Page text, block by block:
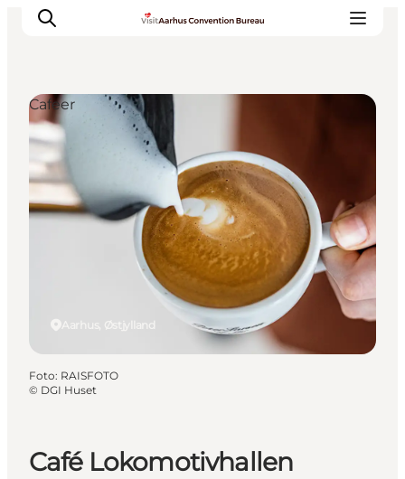
Hvorfor Aarhus
Planlæg
Vores service
Viden & Netværk
Café Lokomotivhallen
Aarhus, Østjylland
Cafeer
Foto: RAISFOTO
© DGI Huset